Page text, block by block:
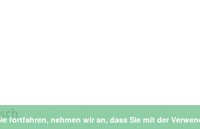
fortfahren, nehmen wir an, dass Sie mit der